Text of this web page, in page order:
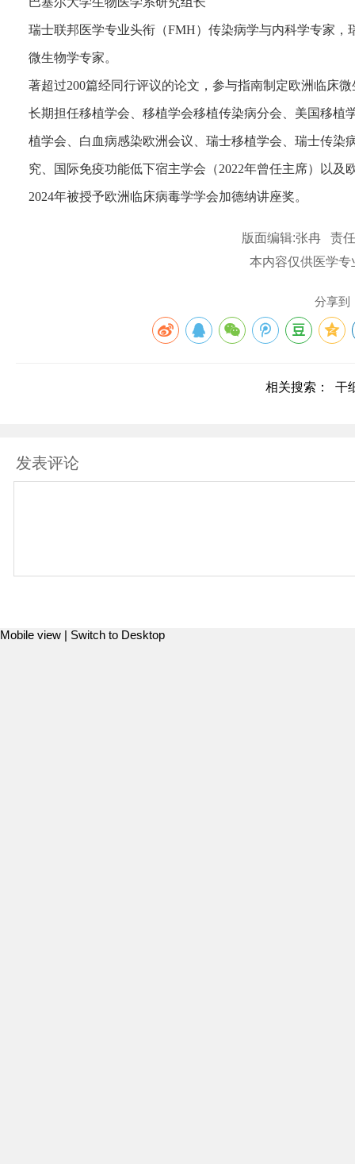
瑞士联邦医学专业头衔（FMH）传染病学与内科学专家
微生物学专家。
著超过200篇经同行评议的论文，参与指南制定欧洲临床
长期担任移植学会、移植学会移植传染病分会、美国移植
植学会、白血病感染欧洲会议、瑞士移植学会、瑞士传染
究、国际免疫功能低下宿主学会（2022年曾任主席）以及
2024年被授予欧洲临床病毒学学会加德纳讲座奖。
版面编辑:张冉 责
本内容仅供医学专
分享到
相关搜索： 干
发表评论
Mobile view | Switch to Desktop